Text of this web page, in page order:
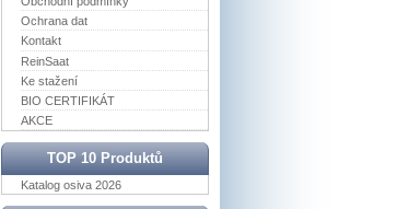
Ochrana dat
Kontakt
ReinSaat
Ke stažení
BIO CERTIFIKÁT
AKCE
TOP 10 Produktů
Katalog osiva 2026